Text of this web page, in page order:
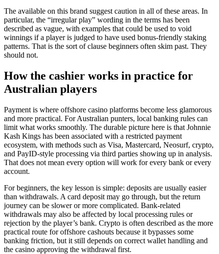
The available on this brand suggest caution in all of these areas. In
particular, the “irregular play” wording in the terms has been
described as vague, with examples that could be used to void
winnings if a player is judged to have used bonus-friendly staking
patterns. That is the sort of clause beginners often skim past. They
should not.
How the cashier works in practice for
Australian players
Payment is where offshore casino platforms become less glamorous
and more practical. For Australian punters, local banking rules can
limit what works smoothly. The durable picture here is that Johnnie
Kash Kings has been associated with a restricted payment
ecosystem, with methods such as Visa, Mastercard, Neosurf, crypto,
and PayID-style processing via third parties showing up in analysis.
That does not mean every option will work for every bank or every
account.
For beginners, the key lesson is simple: deposits are usually easier
than withdrawals. A card deposit may go through, but the return
journey can be slower or more complicated. Bank-related
withdrawals may also be affected by local processing rules or
rejection by the player’s bank. Crypto is often described as the more
practical route for offshore cashouts because it bypasses some
banking friction, but it still depends on correct wallet handling and
the casino approving the withdrawal first.